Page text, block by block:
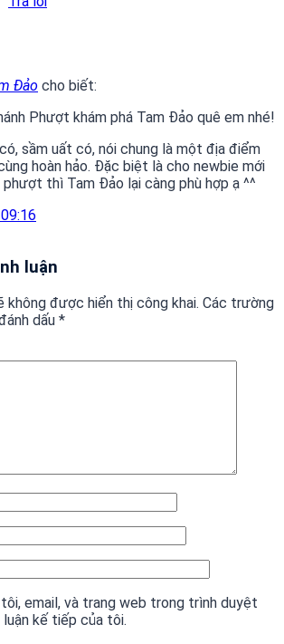
Đảo cho biết:
Phượt khám phá Tam Đảo quê em nhé!
sầm uất có, nói chung là một địa điểm
hoàn hảo. Đặc biệt là cho newbie mới
thì Tam Đảo lại càng phù hợp ạ ^^
luận
không được hiển thị công khai. Các trường
dấu *
email, và trang web trong trình duyệt
luận kế tiếp của tôi.